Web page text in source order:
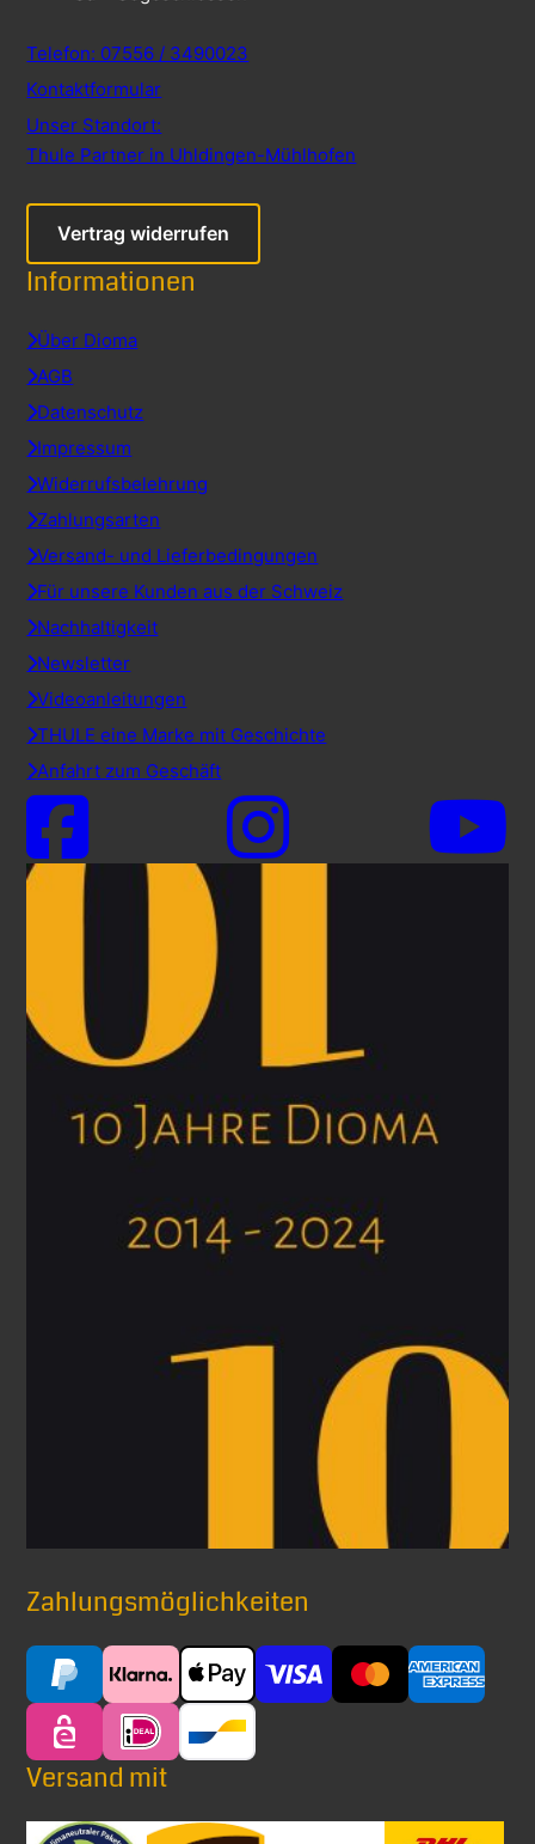
Telefon: 07556 / 3490023
Kontaktformular
Unser Standort:
Thule Partner in Uhldingen-Mühlhofen
Vertrag widerrufen
Informationen
Über Dioma
AGB
Datenschutz
Impressum
Widerrufsbelehrung
Zahlungsarten
Versand- und Lieferbedingungen
Für unsere Kunden aus der Schweiz
Nachhaltigkeit
Newsletter
Videoanleitungen
THULE eine Marke mit Geschichte
Anfahrt zum Geschäft
Zahlungsmöglichkeiten
Versand mit